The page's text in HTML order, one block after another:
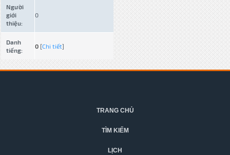
Người
giới
thiệu:
0
Danh
tiếng:
0 [Chi tiết]
TRANG CHỦ
TÌM KIẾM
LỊCH